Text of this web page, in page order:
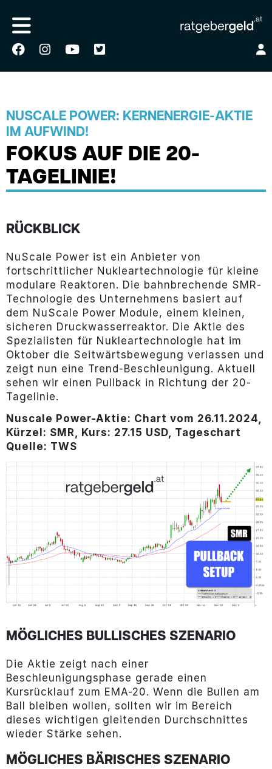
NUSCALE POWER: KERNENERGIE-AKTIE
IM AUFWIND!
FOKUS AUF DIE 20-
TAGELINIE!
RÜCKBLICK
NuScale Power ist ein Anbieter von
fortschrittlicher Nukleartechnologie für kleine
modulare Reaktoren. Die bahnbrechende SMR-
Technologie des Unternehmens basiert auf
dem NuScale Power Module, einem kleinen,
sicheren Druckwasserreaktor. Die Aktie des
Spezialisten für Nukleartechnologie hat im
Oktober die Seitwärtsbewegung verlassen und
zeigt nun eine Trend-Beschleunigung. Aktuell
sehen wir einen Pullback in Richtung der 20-
Tagelinie.
Nuscale Power-Aktie: Chart vom 26.11.2024,
Kürzel: SMR, Kurs: 27.15 USD, Tageschart
Quelle: TWS
MÖGLICHES BULLISCHES SZENARIO
Die Aktie zeigt nach einer
Beschleunigungsphase gerade einen
Kursrücklauf zum EMA-20. Wenn die Bullen am
Ball bleiben wollen, sollten wir im Bereich
dieses wichtigen gleitenden Durchschnittes
wieder Stärke sehen.
MÖGLICHES BÄRISCHES SZENARIO